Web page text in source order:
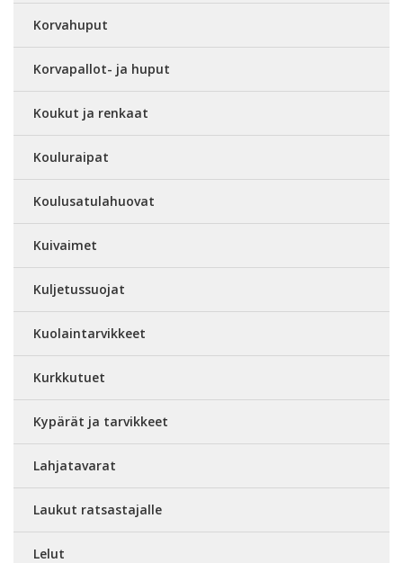
Korvahuput
Korvapallot- ja huput
Koukut ja renkaat
Kouluraipat
Koulusatulahuovat
Kuivaimet
Kuljetussuojat
Kuolaintarvikkeet
Kurkkutuet
Kypärät ja tarvikkeet
Lahjatavarat
Laukut ratsastajalle
Lelut